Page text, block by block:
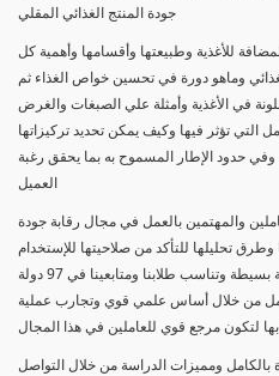
جودة المنتج الغذائي المقلي
للأغذية وطبيعتها وأقسامها وأهمية كل
وماهو دورة في تحسين خواص الغذاء ثم
في الأغذية وأمثلة علي الصبغات والغرض
التي تؤثر فيها وكيف يمكن تحديد تركيزاتها
وفي حدود الإطار المسموح به بما يحقق رغبة
العميل
والمهتمين بالعمل في مجال رقابة جودة
تحليلها للتأكد من صلاحيتها للإستخدام
من خلال محاضرات تم تسجيلها بطريقة بسيطة وتناسب طلابنا ومتابعينا في 97 دولة
من خلال أساس علمي قوي وتجارب عملية
لتكون مرجع قوي للعاملين في هذا المجال
بالكامل ومميزات الدراسة من خلال التواصل